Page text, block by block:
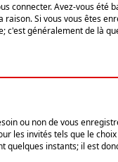
connecter. Avez-vous été
Si vous vous êtes
généralement de là
ou non de vous
les invités tels que le
quelques instants; il est